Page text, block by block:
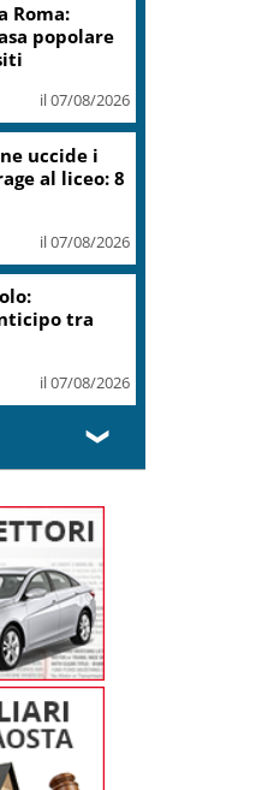
a
a Bignami
il 07/08/2026
lo stop a
il 07/08/2026
domani
in “bollino
il 07/08/2026